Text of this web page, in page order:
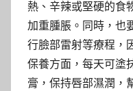
熱、辛辣或堅硬的食
加重腫脹。同時，也
行臉部雷射等療程，
保養方面，每天可塗
膏，保持唇部濕潤，